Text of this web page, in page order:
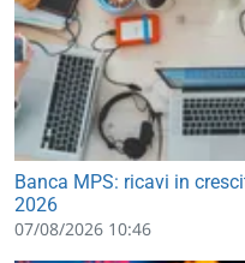
Banca MPS: ricavi in
2026
07/08/2026 10:46